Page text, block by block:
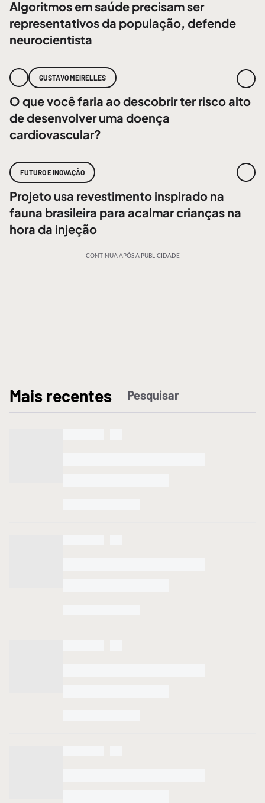
Algoritmos em saúde precisam ser
representativos da população, defende
neurocientista
GUSTAVO MEIRELLES
O que você faria ao descobrir ter risco alto
de desenvolver uma doença
cardiovascular?
FUTURO E INOVAÇÃO
Projeto usa revestimento inspirado na
fauna brasileira para acalmar crianças na
hora da injeção
CONTINUA APÓS A PUBLICIDADE
Mais recentes